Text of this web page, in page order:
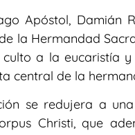
Apóstol, Damián
la Hermandad
a la eucaristía
central de la
se redujera a
Christi, que